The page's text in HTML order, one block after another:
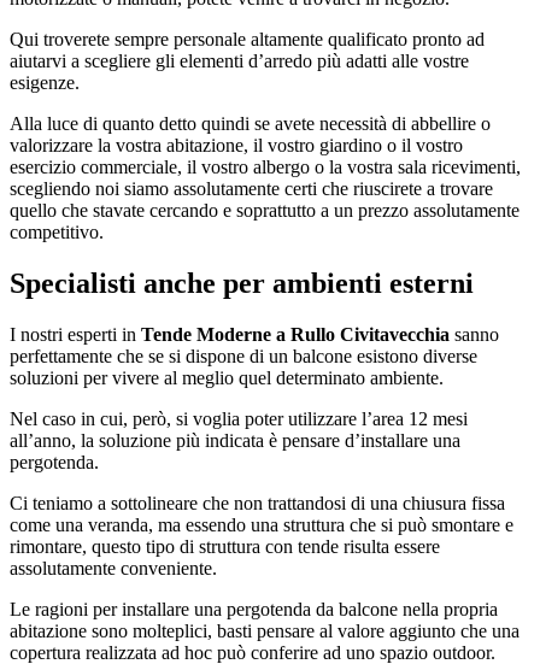
Qui troverete sempre personale altamente qualificato pronto ad
aiutarvi a scegliere gli elementi d’arredo più adatti alle vostre
esigenze.
Alla luce di quanto detto quindi se avete necessità di abbellire o
valorizzare la vostra abitazione, il vostro giardino o il vostro
esercizio commerciale, il vostro albergo o la vostra sala ricevimenti,
scegliendo noi siamo assolutamente certi che riuscirete a trovare
quello che stavate cercando e soprattutto a un prezzo assolutamente
competitivo.
Specialisti anche per ambienti esterni
I nostri esperti in Tende Moderne a Rullo Civitavecchia sanno
perfettamente che se si dispone di un balcone esistono diverse
soluzioni per vivere al meglio quel determinato ambiente.
Nel caso in cui, però, si voglia poter utilizzare l’area 12 mesi
all’anno, la soluzione più indicata è pensare d’installare una
pergotenda.
Ci teniamo a sottolineare che non trattandosi di una chiusura fissa
come una veranda, ma essendo una struttura che si può smontare e
rimontare, questo tipo di struttura con tende risulta essere
assolutamente conveniente.
Le ragioni per installare una pergotenda da balcone nella propria
abitazione sono molteplici, basti pensare al valore aggiunto che una
copertura realizzata ad hoc può conferire ad uno spazio outdoor.